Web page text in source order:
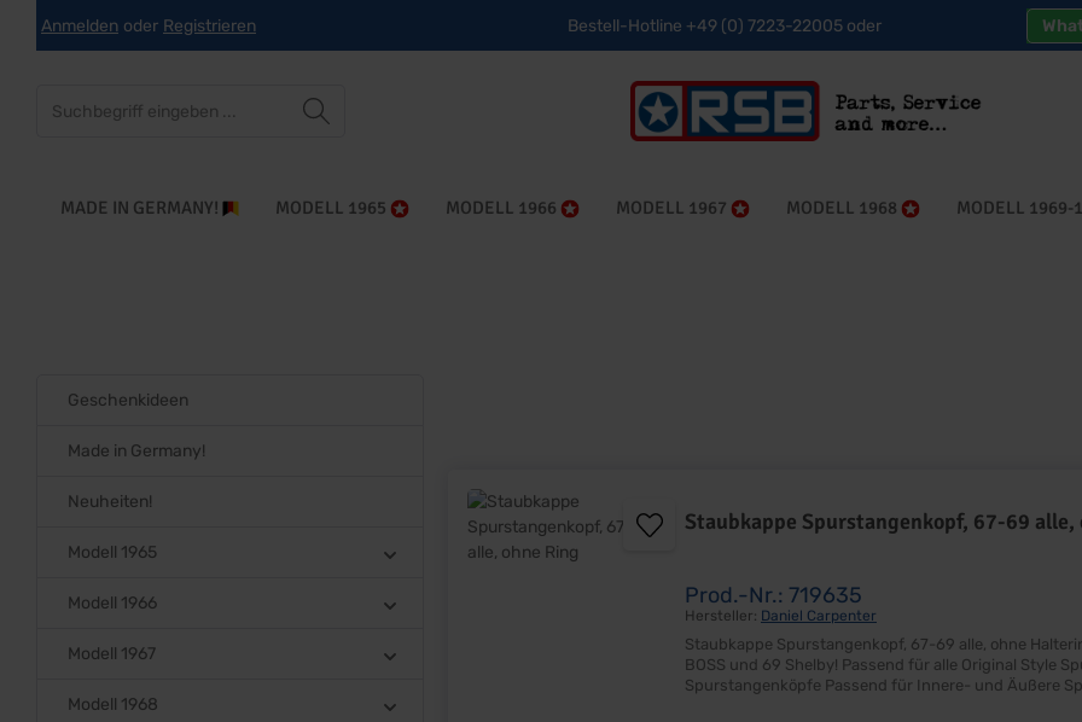
springen Zur Hauptnavigation springen
Anmelden oder Registrieren Bestell-Hotline +49 (0) 7223-22005 oder
MADE IN GERMANY! MODELL 1965 MODELL 1966 MODELL 1967 MODELL 1968 MODELL 1969-
Geschenkideen
Made in Germany!
Neuheiten!
Modell 1965
Modell 1966
Modell 1967
Modell 1968
Staubkappe Spurstangenkopf, 67-69 alle,
Prod.-Nr.: 719635
Hersteller: Daniel Carpenter
Staubkappe Spurstangenkopf, 67-69 alle, ohne Haltering Passend für Baujahr 67-69, 6 Zyl. und V8 Nicht
BOSS und 69 Shelby! Passend für alle Original Style Spurstangenköpfe Passend für alle Aftermarket
Spurstangenköpfe Passend für Innere- und Äußere Spurstangenköpfe Ersatz für Staubkappe auf den